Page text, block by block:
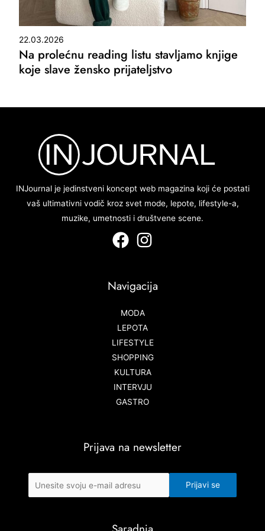
22.03.2026
Na prolećnu reading listu stavljamo knjige
koje slave žensko prijateljstvo
INJournal je jedinstveni koncept web magazina koji će postati
vaš ultimativni vodič kroz svet mode, lepote, lifestyle-a,
muzike, umetnosti i društvene scene.
Navigacija
MODA
LEPOTA
LIFESTYLE
SHOPPING
KULTURA
INTERVJU
GASTRO
Prijava na newsletter